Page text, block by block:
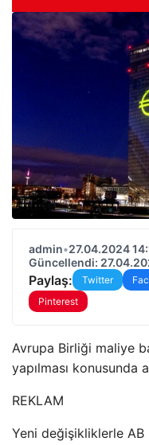
admin•27.04.2024
Güncellendi:
Paylaş: Twitter
Pinterest
Avrupa Birliği maliye
yapılması konusunda
REKLAM
Yeni değişikliklerle AB